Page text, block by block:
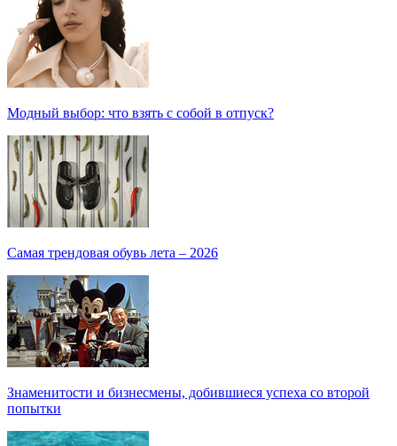
Модный выбор: что взять с собой в отпуск?
Самая трендовая обувь лета – 2026
Знаменитости и бизнесмены, добившиеся успеха со второй
попытки